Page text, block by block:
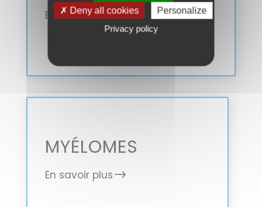
En savoir plus
MYÉLOMES
En savoir plus
✗ Deny all cookies
Personalize
Privacy policy